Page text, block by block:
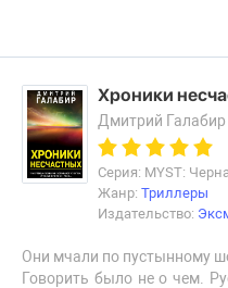
Хроники
Дмитрий Галабир
Серия: MYST:
Жанр: Триллеры
Издательство:
Они мчали по пустынному
Говорить было не о чем.